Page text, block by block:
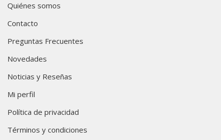
Quiénes somos
Contacto
Preguntas Frecuentes
Novedades
Noticias y Reseñas
Mi perfil
Política de privacidad
Términos y condiciones